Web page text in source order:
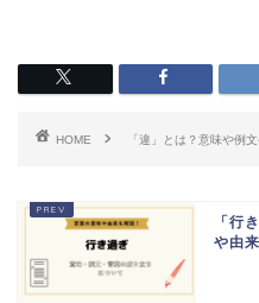
HOME 「違」とは？意味や例
「行
や由